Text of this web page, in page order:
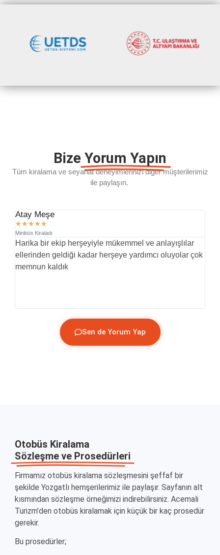
Bize Yorum Yapın
Tüm kiralama ve seyahat deneyimlerinizi diğer müşterilerimiz
ile paylaşın.
Atay Meşe
★★★★★
Minibüs Kiraladı
Harika bir ekip herşeyiyle mükemmel ve anlayışlılar
ellerinden geldiği kadar herşeye yardımcı oluyolar çok
memnun kaldık
Sen de Yorum Yap
Otobüs Kiralama
Sözleşme ve Prosedürleri
Firmamız otobüs kiralama sözleşmesini şeffaf bir
şekilde Yozgatlı hemşerilerimiz ile paylaşır. Sayfanın alt
kısmından sözleşme örneğimizi indirebilirsiniz. Acemali
Turizm’den otobüs kiralamak için küçük bir kaç prosedür
gerekir.
Bu prosedürler;